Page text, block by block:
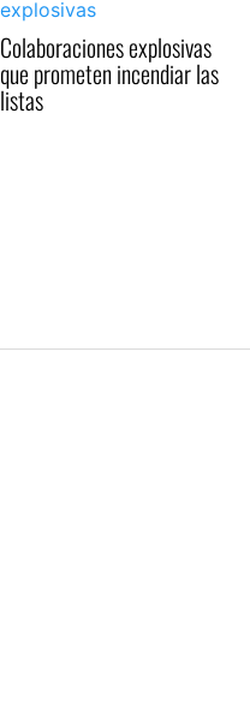
Colaboraciones explosivas
que prometen incendiar las
listas